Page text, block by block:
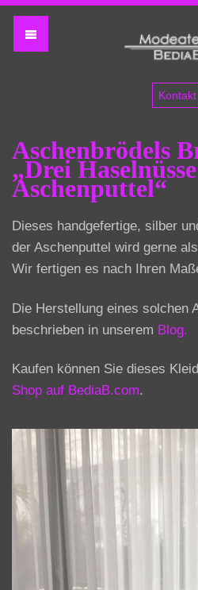
Kontakt
Aschenbrödels
„Drei
Aschenputtel“
Dieses handgefertige, silber
der Aschenputtel wird gerne
Wir fertigen es nach Ihren
Die Herstellung eines solchen
beschrieben in unserem Blog.
Kaufen können Sie dieses
Shop auf BediaB.com.